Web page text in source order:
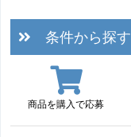
条件から探す
商品を購入で応募